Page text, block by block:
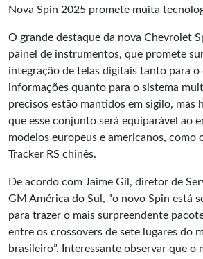
Nova Spin 2025 promete muita
O grande destaque da nova Chevrolet
painel de instrumentos, que promete
integração de telas digitais tanto para o
informações quanto para o sistema
precisos estão mantidos em sigilo, mas
que esse conjunto será equiparável ao
modelos europeus e americanos, como
Tracker RS chinês.
De acordo com Jaime Gil, diretor de
GM América do Sul, "o novo Spin está
para trazer o mais surpreendente
entre os crossovers de sete lugares do
brasileiro”. Interessante observar que o